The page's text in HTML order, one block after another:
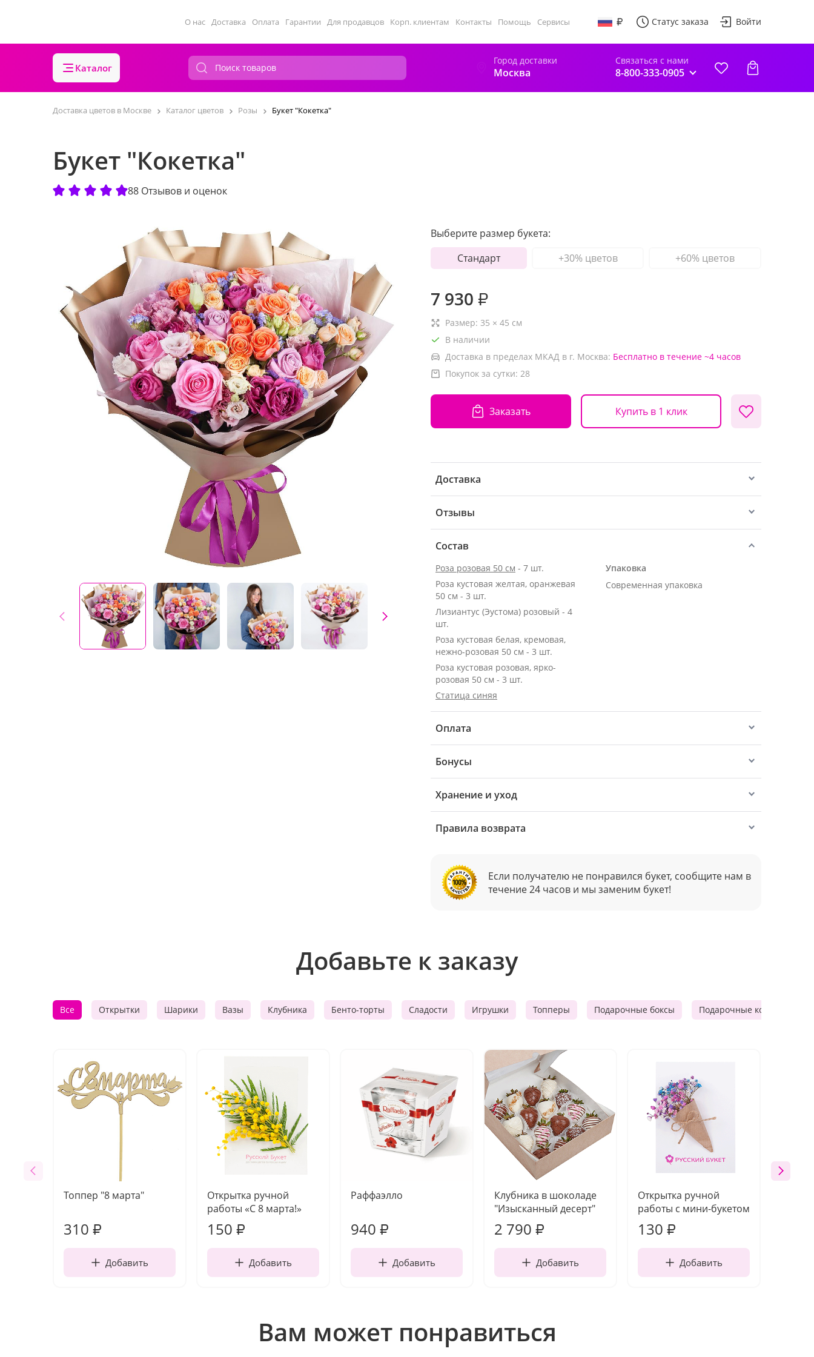
О нас Доставка Оплата Гарантии Для продавцов Корп. клиентам Контакты Помощь Сервисы Статус заказа Войти
Каталог
Город доставки
Москва
Связаться с нами
8-800-333-0905
Доставка цветов в Москве Каталог цветов Розы Букет "Кокетка"
Букет "Кокетка"
88 Отзывов и оценок
Выберите размер букета:
Стандарт
+30% цветов +60% цветов
7 930 ₽
Размер: 35 × 45 см
В наличии
Доставка в пределах МКАД в г. Москва: Бесплатно в течение ~4 часов
Покупок за сутки: 28
Заказать Купить в 1 клик
Доставка
Отзывы
Состав
Роза розовая 50 см - 7 шт.
Роза кустовая желтая, оранжевая
50 см - 3 шт.
Лизиантус (Эустома) розовый - 4
шт.
Роза кустовая белая, кремовая,
нежно-розовая 50 см - 3 шт.
Роза кустовая розовая, ярко-
розовая 50 см - 3 шт.
Статица синяя
Упаковка
Современная упаковка
Оплата
Бонусы
Хранение и уход
Правила возврата
Если получателю не понравился букет, сообщите нам в
течение 24 часов и мы заменим букет!
Добавьте к заказу
Все Открытки Шарики Вазы Клубника Бенто-торты Сладости Игрушки Топперы Подарочные боксы Подарочные корзины
Топпер "8 марта"
310 ₽
Добавить
Открытка ручной
работы «С 8 марта!»
150 ₽
Добавить
Раффаэлло
940 ₽
Добавить
Клубника в шоколаде
"Изысканный десерт"
2 790 ₽
Добавить
Открытка ручной
работы с мини-букетом
130 ₽
Добавить
Вам может понравиться